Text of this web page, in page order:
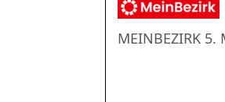
Überregional
MEINBEZIRK 5.